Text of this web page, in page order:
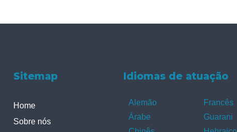
Sitemap
Home
Sobre nós
Idiomas de atuação
Alemão
Árabe
Francês
Guarani